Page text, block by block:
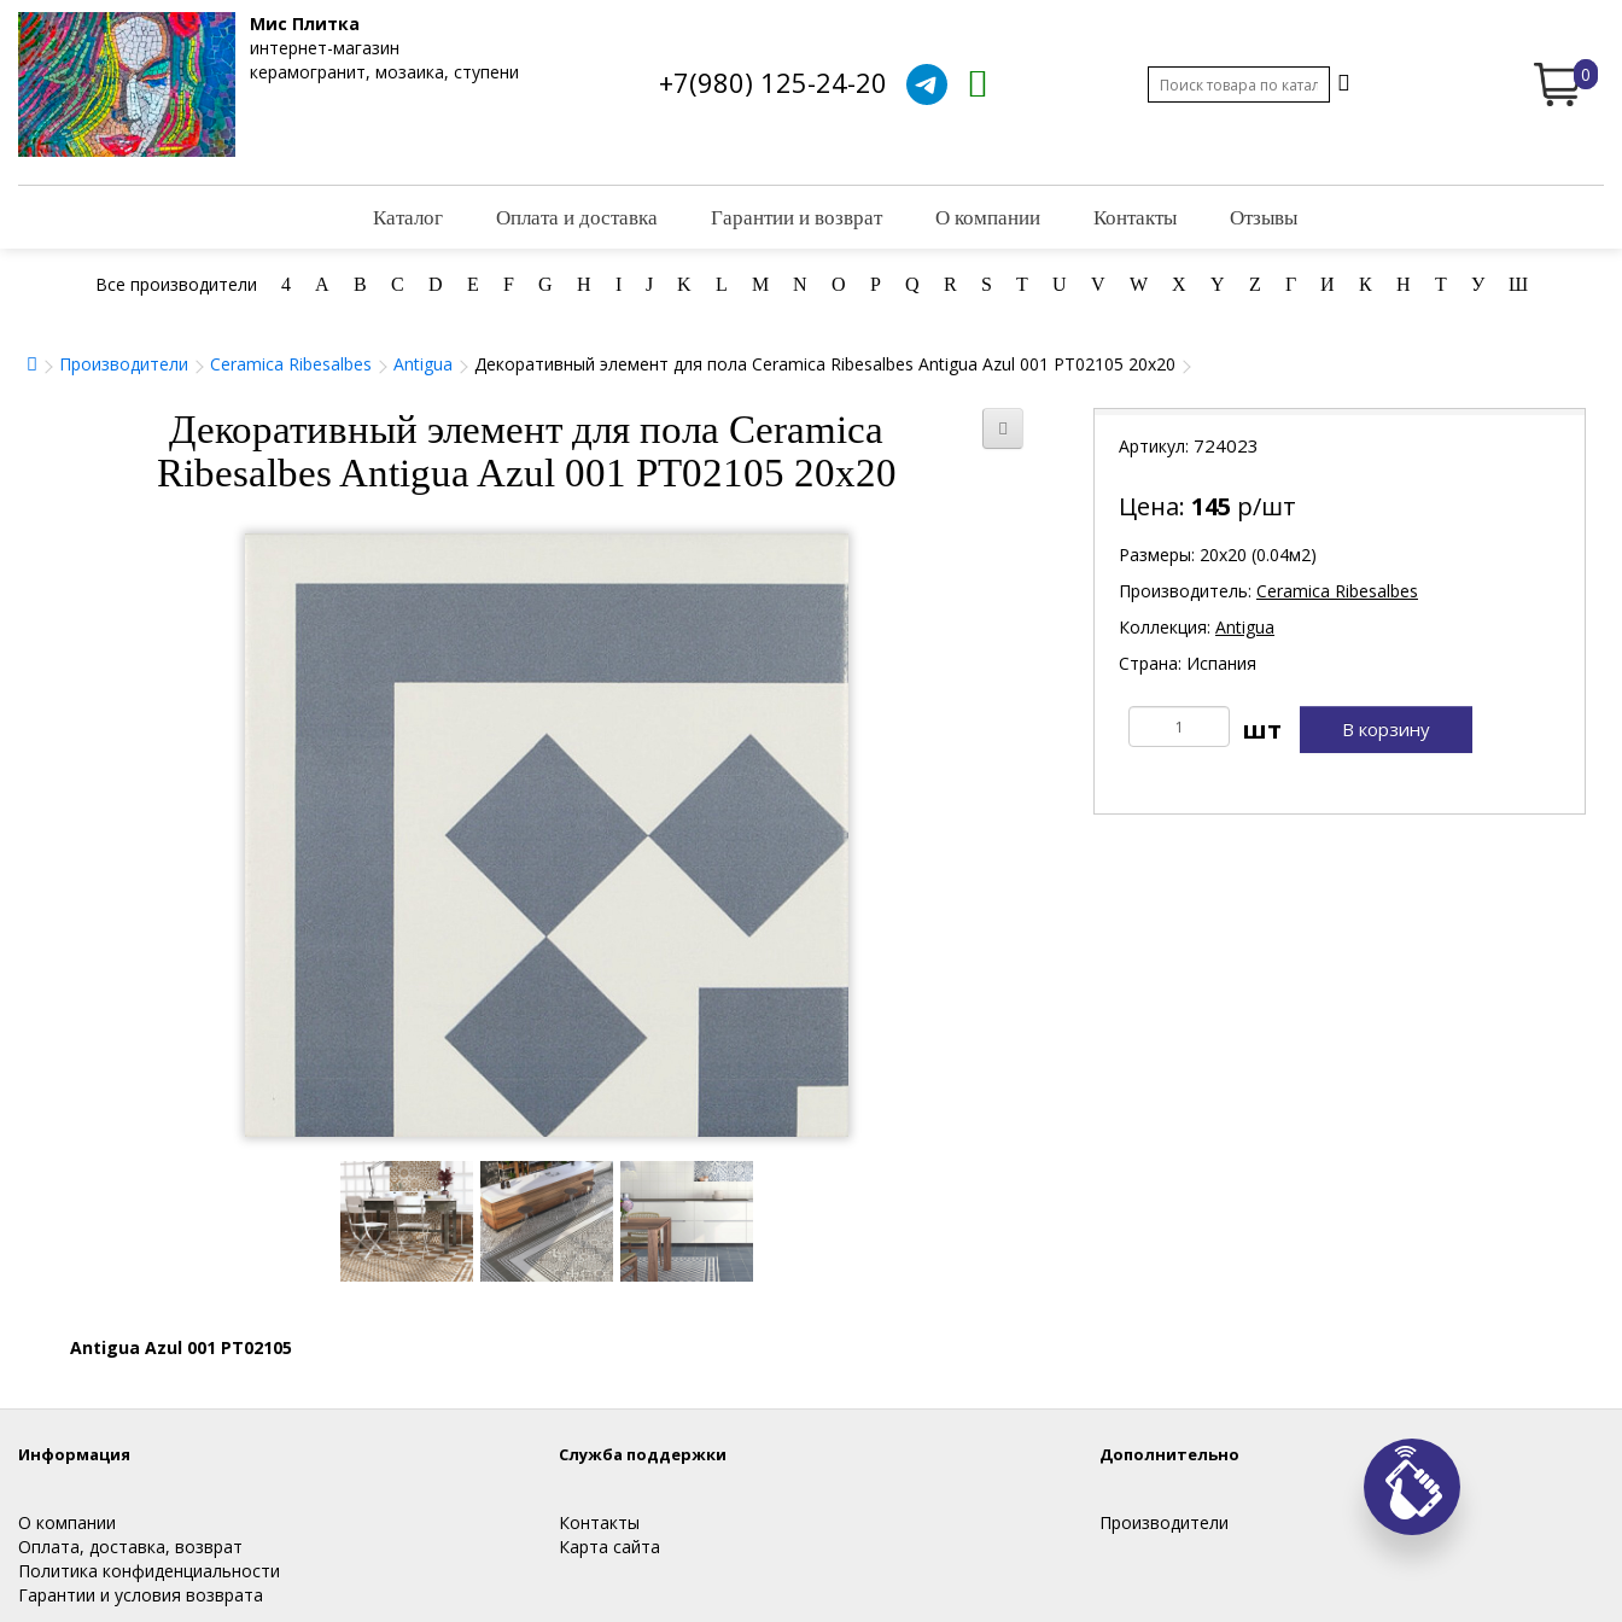
Мис Плитка
интернет-магазин
керамогранит, мозаика, ступени
+7(980) 125-24-20 0
Каталог Оплата и доставка Гарантии и возврат О компании Контакты Отзывы
Все производители 4 A B C D E F G H I J K L M N O P Q R S T U V W X Y Z Г И К Н Т У Ш
Производители Ceramica Ribesalbes Antigua Декоративный элемент для пола Ceramica Ribesalbes Antigua Azul 001 PT02105 20x20
Декоративный элемент для пола Ceramica
Ribesalbes Antigua Azul 001 PT02105 20x20
Antigua Azul 001 PT02105
Артикул: 724023
Цена: 145 р/шт
Размеры: 20х20 (0.04м2)
Производитель: Ceramica Ribesalbes
Коллекция: Antigua
Страна: Испания
В корзину
Информация
О компании
Оплата, доставка, возврат
Политика конфиденциальности
Гарантии и условия возврата
Служба поддержки
Контакты
Карта сайта
Дополнительно
Производители